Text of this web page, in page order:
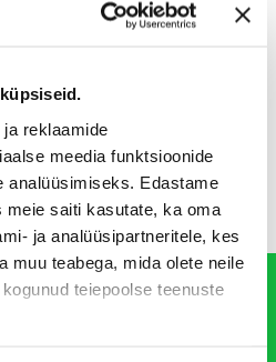
reklaamide
meedia funktsioonide
analüüsimiseks. Edastame
saiti kasutate, ka oma
ja analüüsipartneritele, kes
muu teabega, mida olete neile
teiepoolse teenuste